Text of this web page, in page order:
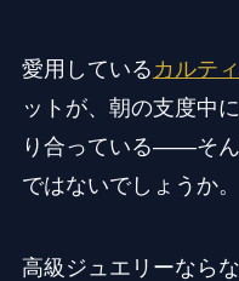
愛用している カルテ
ットが、朝の支度中
り合っている——そ
ではないでしょうか。
高級ジュエリーなら